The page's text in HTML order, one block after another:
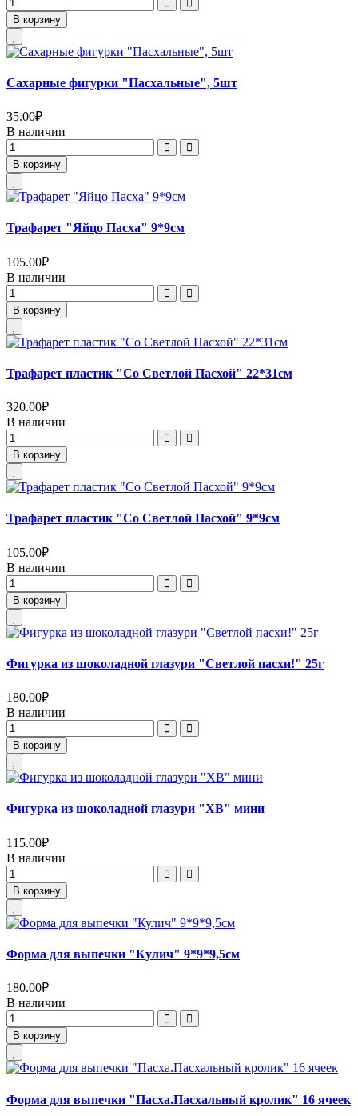
В корзину
Сахарные фигурки "Пасхальные", 5шт
35.00₽
В наличии
В корзину
Трафарет "Яйцо Пасха" 9*9см
105.00₽
В наличии
В корзину
Трафарет пластик "Со Светлой Пасхой" 22*31см
320.00₽
В наличии
В корзину
Трафарет пластик "Со Светлой Пасхой" 9*9см
105.00₽
В наличии
В корзину
Фигурка из шоколадной глазури "Светлой пасхи!" 25г
180.00₽
В наличии
В корзину
Фигурка из шоколадной глазури "ХВ" мини
115.00₽
В наличии
В корзину
Форма для выпечки "Кулич" 9*9*9,5см
180.00₽
В наличии
В корзину
Форма для выпечки "Пасха.Пасхальный кролик" 16 ячеек